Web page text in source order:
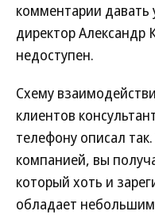
комментарии
директор Александр
недоступен.
Схему
клиентов
телефону описал
компанией, вы
который хоть и
обладает